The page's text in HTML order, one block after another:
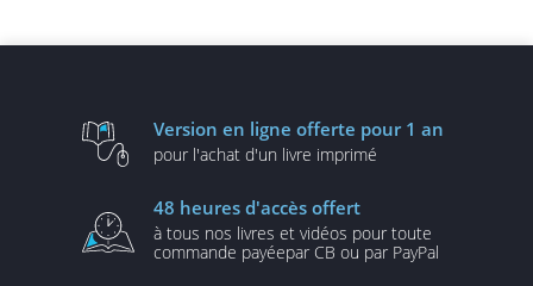
Version en ligne offerte pour 1 an
pour l'achat d'un livre imprimé
48 heures d'accès offert
à tous nos livres et vidéos pour toute
commande payéepar CB ou par PayPal